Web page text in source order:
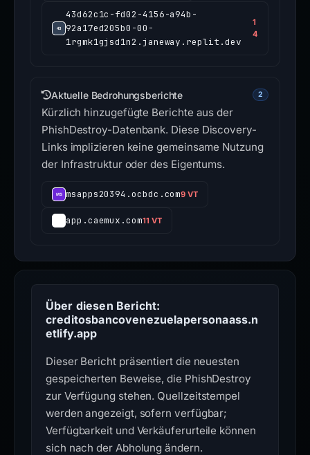
43d62c1c-fd02-4156-a94b-
92a17ed205b0-00-
1rgmk1gjsd1n2.janeway.replit.dev
1
4
Aktuelle Bedrohungsberichte 2
Kürzlich hinzugefügte Berichte aus der
PhishDestroy-Datenbank. Diese Discovery-
Links implizieren keine gemeinsame Nutzung
der Infrastruktur oder des Eigentums.
msapps20394.ocbdc.com9 VT
app.caemux.com11 VT
Über diesen Bericht:
creditosbancovenezuelapersonaass.n
etlify.app
Dieser Bericht präsentiert die neuesten
gespeicherten Beweise, die PhishDestroy
zur Verfügung stehen. Quellzeitstempel
werden angezeigt, sofern verfügbar;
Verfügbarkeit und Verkäuferurteile können
sich nach der Abholung ändern.